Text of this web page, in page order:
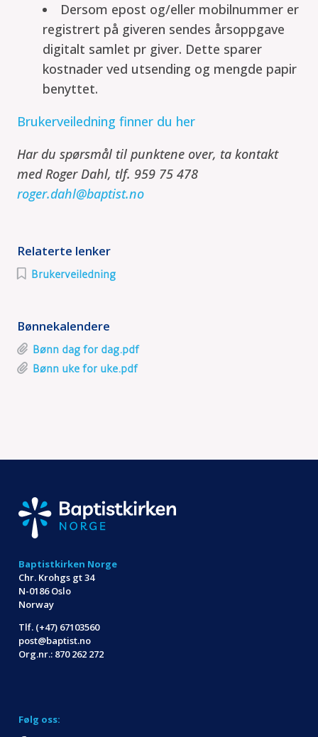
Dersom epost og/eller mobilnummer er
registrert på giveren sendes årsoppgave
digitalt samlet pr giver. Dette sparer
kostnader ved utsending og mengde papir
benyttet.
Brukerveiledning finner du her
Har du spørsmål til punktene over, ta kontakt
medRoger Dahl, tlf. 959 75 478
roger.dahl@baptist.no
Relaterte lenker
Brukerveiledning
Bønnekalendere
Bønn dag for dag.pdf
Bønn uke for uke.pdf
Baptistkirken Norge
Chr. Krohgs gt 34
N-0186 Oslo
Norway
Tlf. (+47) 67103560
post@baptist.no
Org.nr.: 870 262 272
Følg oss: